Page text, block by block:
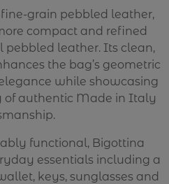
grain pebbled leather,
compact and refined
leather. Its clean,
the bag’s geometric
while showcasing
of authentic Made in Italy
functional, Bigottina
essentials including a
keys, sunglasses and